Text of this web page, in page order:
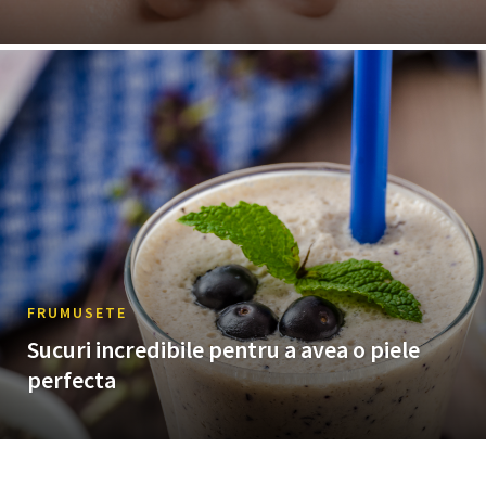
FRUMUSETE
Sucuri incredibile pentru a avea o piele
perfecta